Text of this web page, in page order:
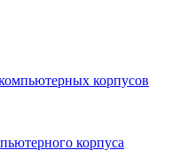
корпусов
корпуса